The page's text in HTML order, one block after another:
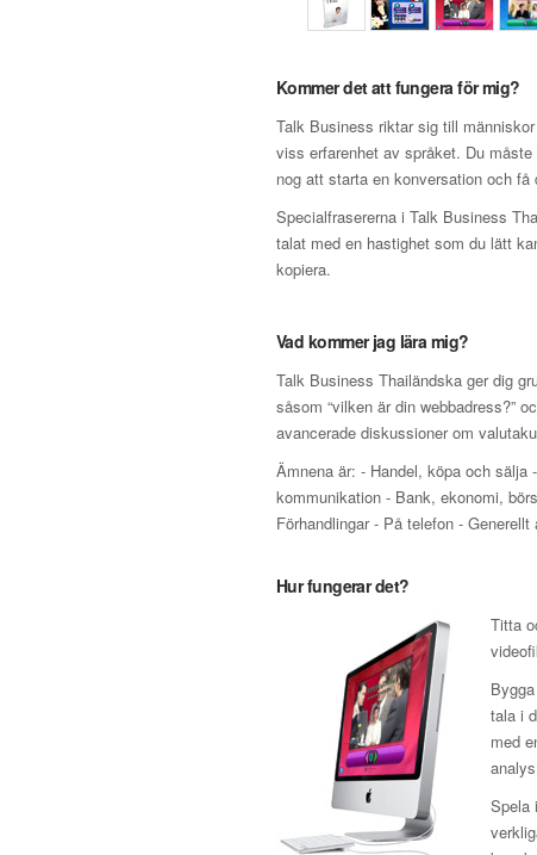
Kommer det att fungera för mig?
Talk Business riktar sig till
viss erfarenhet av språket. Du
nog att starta en konversation och få
Specialfrasererna i Talk Business
talat med en hastighet som du lätt
kopiera.
Vad kommer jag lära mig?
Talk Business Thailändska ger dig
såsom “vilken är din webbadress?”
avancerade diskussioner om
Ämnena är: - Handel, köpa och
kommunikation - Bank, ekonomi,
Förhandlingar - På telefon - Generellt
Hur fungerar det?
Titta
tala i
med
Spela